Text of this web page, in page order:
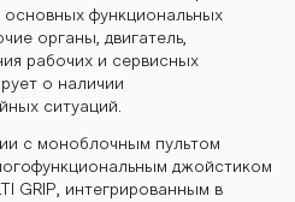
komb
функциональных
органы, двигатель,
рабочих и сервисных
о наличии
ситуаций.
с моноблочным пультом
джойстиком
GRIP, интегрированным в